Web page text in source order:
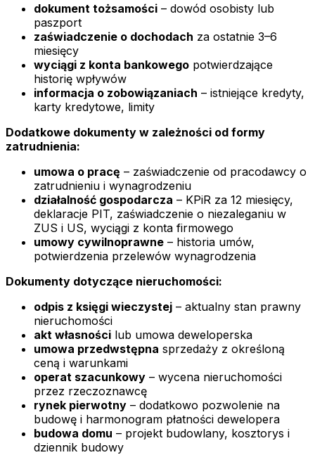
dokument tożsamości – dowód osobisty lub
paszport
zaświadczenie o dochodach za ostatnie 3–6
miesięcy
wyciągi z konta bankowego potwierdzające
historię wpływów
informacja o zobowiązaniach – istniejące kredyty,
karty kredytowe, limity
Dodatkowe dokumenty w zależności od formy
zatrudnienia:
umowa o pracę – zaświadczenie od pracodawcy o
zatrudnieniu i wynagrodzeniu
działalność gospodarcza – KPiR za 12 miesięcy,
deklaracje PIT, zaświadczenie o niezaleganiu w
ZUS i US, wyciągi z konta firmowego
umowy cywilnoprawne – historia umów,
potwierdzenia przelewów wynagrodzenia
Dokumenty dotyczące nieruchomości:
odpis z księgi wieczystej – aktualny stan prawny
nieruchomości
akt własności lub umowa deweloperska
umowa przedwstępna sprzedaży z określoną
ceną i warunkami
operat szacunkowy – wycena nieruchomości
przez rzeczoznawcę
rynek pierwotny – dodatkowo pozwolenie na
budowę i harmonogram płatności dewelopera
budowa domu – projekt budowlany, kosztorys i
dziennik budowy